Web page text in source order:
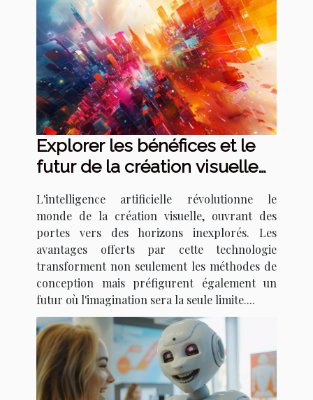
Explorer les bénéfices et le
futur de la création visuelle
L'intelligence artificielle révolutionne le
monde de la création visuelle, ouvrant des
portes vers des horizons inexplorés. Les
avantages offerts par cette technologie
transforment non seulement les méthodes de
conception mais préfigurent également un
futur où l'imagination sera la seule limite....